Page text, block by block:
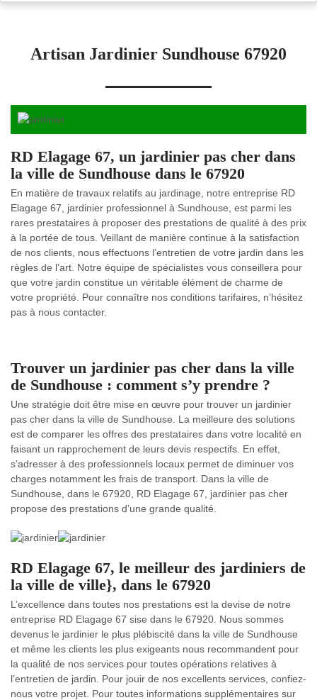
Artisan Jardinier Sundhouse 67920
RD Elagage 67, un jardinier pas cher dans
la ville de Sundhouse dans le 67920
En matière de travaux relatifs au jardinage, notre entreprise RD
Elagage 67, jardinier professionnel à Sundhouse, est parmi les
rares prestataires à proposer des prestations de qualité à des prix
à la portée de tous. Veillant de manière continue à la satisfaction
de nos clients, nous effectuons l’entretien de votre jardin dans les
règles de l’art. Notre équipe de spécialistes vous conseillera pour
que votre jardin constitue un véritable élément de charme de
votre propriété. Pour connaître nos conditions tarifaires, n’hésitez
pas à nous contacter.
Trouver un jardinier pas cher dans la ville
de Sundhouse : comment s’y prendre ?
Une stratégie doit être mise en œuvre pour trouver un jardinier
pas cher dans la ville de Sundhouse. La meilleure des solutions
est de comparer les offres des prestataires dans votre localité en
faisant un rapprochement de leurs devis respectifs. En effet,
s’adresser à des professionnels locaux permet de diminuer vos
charges notamment les frais de transport. Dans la ville de
Sundhouse, dans le 67920, RD Elagage 67, jardinier pas cher
propose des prestations d’une grande qualité.
RD Elagage 67, le meilleur des jardiniers de
la ville de ville}, dans le 67920
L’excellence dans toutes nos prestations est la devise de notre
entreprise RD Elagage 67 sise dans le 67920. Nous sommes
devenus le jardinier le plus plébiscité dans la ville de Sundhouse
et même les clients les plus exigeants nous recommandent pour
la qualité de nos services pour toutes opérations relatives à
l’entretien de jardin. Pour jouir de nos excellents services, confiez-
nous votre projet. Pour toutes informations supplémentaires sur